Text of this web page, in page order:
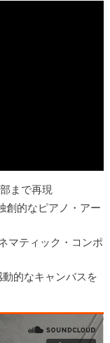
まで再現
創的なピアノ・アー
マティック・コンポ
的なキャンバスを